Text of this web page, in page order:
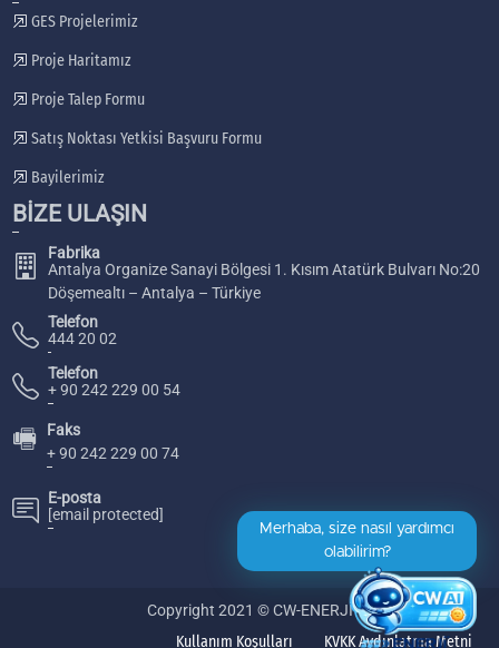
GES Projelerimiz
Proje Haritamız
Proje Talep Formu
Satış Noktası Yetkisi Başvuru Formu
Bayilerimiz
BİZE ULAŞIN
Fabrika
Antalya Organize Sanayi Bölgesi 1. Kısım Atatürk Bulvarı No:20
Döşemealtı – Antalya – Türkiye
Telefon
444 20 02
Telefon
+ 90 242 229 00 54
🖷
Faks
+ 90 242 229 00 74
E-posta
[email protected]
Copyright 2021 © CW-ENERJİ
Kullanım Koşulları KVKK Aydınlatma Metni
Merhaba, size nasıl yardımcı
olabilirim?